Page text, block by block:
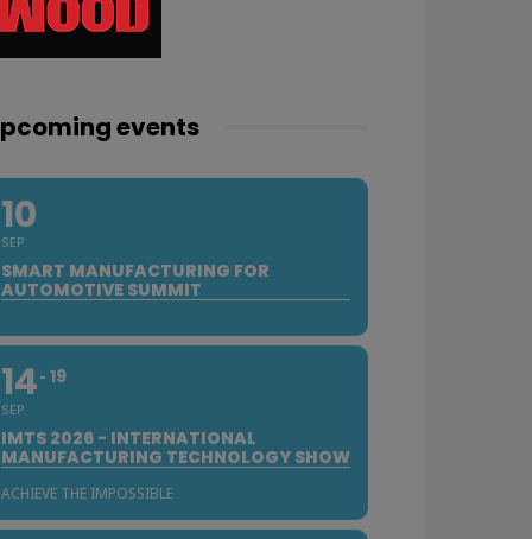
events
10
SEP
SMART MANUFACTURING FOR
AUTOMOTIVE SUMMIT
14
SEP
19
IMTS 2026 - INTERNATIONAL
MANUFACTURING TECHNOLOGY SHOW
ACHIEVE THE IMPOSSIBLE